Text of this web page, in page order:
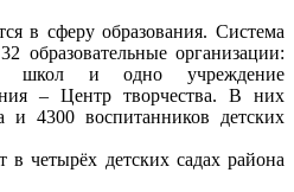
в сферу образования. Система
образовательные организации:
школ и одно учреждение
– Центр творчества. В них
и 4300 воспитанников детских
четырёх детских садах района